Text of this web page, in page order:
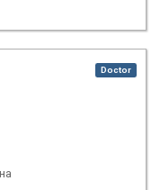
Doctor